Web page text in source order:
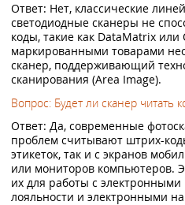
Ответ: Нет, классические
светодиодные сканеры не
коды, такие как DataMatrix или
маркированными товарами
сканер, поддерживающий
сканирования (Area Image).
Вопрос: Будет ли сканер читать
Ответ: Да, современные
проблем считывают штрих-
этикеток, так и с экранов
или мониторов компьютеров.
их для работы с
лояльности и электронными